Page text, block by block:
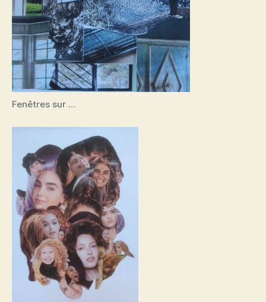
Fenêtres sur …